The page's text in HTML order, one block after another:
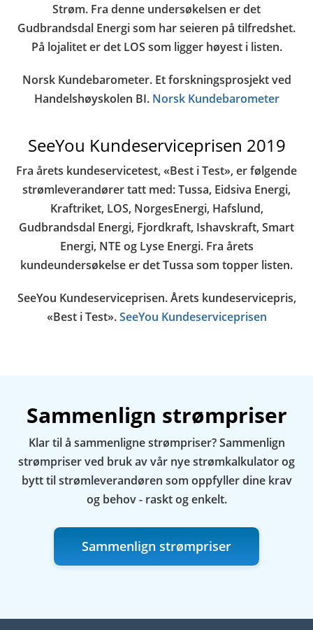
Strøm. Fra denne undersøkelsen er det
Gudbrandsdal Energi som har seieren på tilfredshet.
På lojalitet er det LOS som ligger høyest i listen.
Norsk Kundebarometer. Et forskningsprosjekt ved
Handelshøyskolen BI. Norsk Kundebarometer
SeeYou Kundeserviceprisen 2019
Fra årets kundeservicetest, «Best i Test», er følgende
strømleverandører tatt med: Tussa, Eidsiva Energi,
Kraftriket, LOS, NorgesEnergi, Hafslund,
Gudbrandsdal Energi, Fjordkraft, Ishavskraft, Smart
Energi, NTE og Lyse Energi. Fra årets
kundeundersøkelse er det Tussa som topper listen.
SeeYou Kundeserviceprisen. Årets kundeservicepris,
«Best i Test».SeeYou Kundeserviceprisen
Sammenlign strømpriser
Klar til å sammenligne strømpriser? Sammenlign
strømpriser ved bruk av vår nye strømkalkulator og
bytt til strømleverandøren som oppfyller dine krav
og behov - raskt og enkelt.
Sammenlign strømpriser